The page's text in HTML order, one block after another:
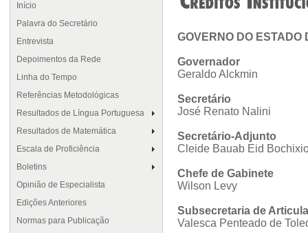
Início
Palavra do Secretário
Entrevista
Depoimentos da Rede
Linha do Tempo
Referências Metodológicas
Resultados de Língua Portuguesa
Resultados de Matemática
Escala de Proficiência
Boletins
Opinião de Especialista
Edições Anteriores
Normas para Publicação
GOVERNO DO ESTADO
Governador
Geraldo Alckmin
Secretário
José Renato Nalini
Secretário-Adjunto
Cleide Bauab Eid
Chefe de Gabinete
Wilson Levy
Subsecretaria de
Valesca Penteado de